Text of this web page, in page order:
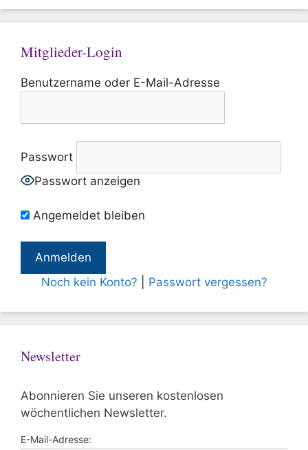
Mitglieder-Login
Benutzername oder E-Mail-Adresse
Passwort
Passwort anzeigen
Angemeldet bleiben
Noch kein Konto? Passwort vergessen?
Newsletter
Abonnieren Sie unseren kostenlosen
wöchentlichen Newsletter.
E-Mail-Adresse: